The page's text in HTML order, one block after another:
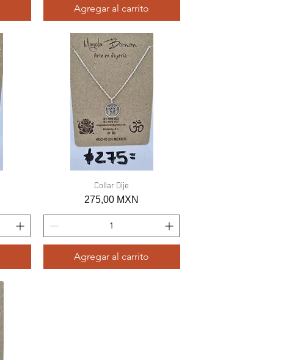
Agregar al carrito
Vista rápida
Collar Dije
Precio
275,00 MXN
Agregar al carrito